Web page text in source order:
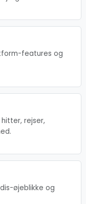
features og
rejser,
øjeblikke og